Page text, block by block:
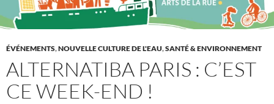
ÉVÉNEMENTS,NOUVELLE CULTURE DE L'EAU,SANTÉ & ENVIRONNEMENT
ALTERNATIBA PARIS : C’EST
CE WEEK-END !